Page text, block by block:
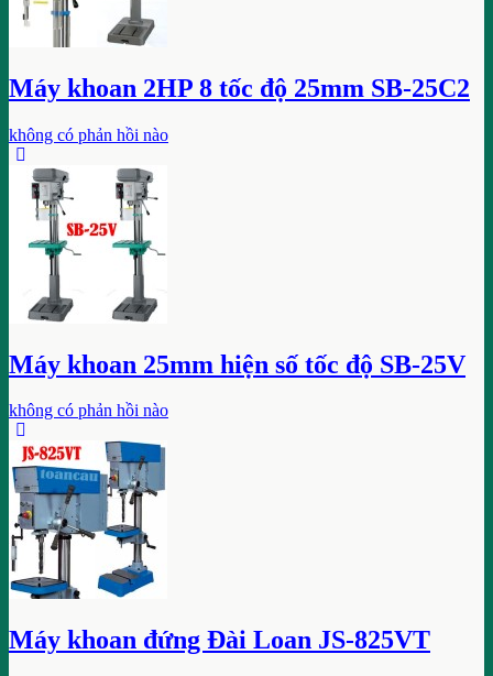
Máy khoan 2HP 8 tốc độ 25mm SB-25C2
không có phản hồi nào
Máy khoan 25mm hiện số tốc độ SB-25V
không có phản hồi nào
Máy khoan đứng Đài Loan JS-825VT